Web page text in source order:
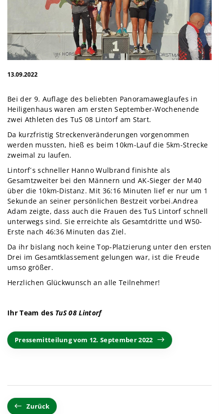
13.09.2022
Bei der 9. Auflage des beliebten Panoramaweglaufes in
Heiligenhaus waren am ersten September-Wochenende
zwei Athleten des TuS 08 Lintorf am Start.
Da kurzfristig Streckenveränderungen vorgenommen
werden mussten, hieß es beim 10km-Lauf die 5km-Strecke
zweimal zu laufen.
Lintorf´s schneller Hanno Wulbrand finishte als
Gesamtzweiter bei den Männern und AK-Sieger der M40
über die 10km-Distanz. Mit 36:16 Minuten lief er nur um 1
Sekunde an seiner persönlichen Bestzeit vorbei.Andrea
Adam zeigte, dass auch die Frauen des TuS Lintorf schnell
unterwegs sind. Sie erreichte als Gesamtdritte und W50-
Erste nach 46:36 Minuten das Ziel.
Da ihr bislang noch keine Top-Platzierung unter den ersten
Drei im Gesamtklassement gelungen war, ist die Freude
umso größer.
Herzlichen Glückwunsch an alle Teilnehmer!
Ihr Team des TuS 08 Lintorf
Pressemitteilung vom 12. September 2022
Zurück